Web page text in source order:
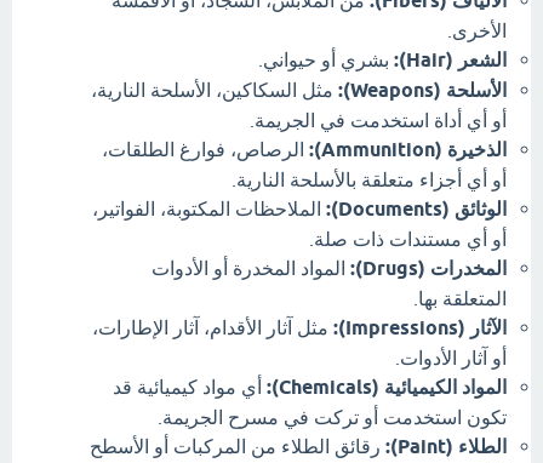
الأخرى.
الشعر (Hair): بشري أو حيواني.
الأسلحة (Weapons):
مثل السكاكين، الأسلحة النارية،
أو أي أداة استخدمت في الجريمة.
الذخيرة (Ammunition):
الرصاص، فوارغ الطلقات،
أو أي أجزاء متعلقة بالأسلحة النارية.
الوثائق (Documents):
الملاحظات المكتوبة، الفواتير،
أو أي مستندات ذات صلة.
المخدرات (Drugs):
المواد المخدرة أو الأدوات
المتعلقة بها.
الآثار (Impressions):
مثل آثار الأقدام، آثار الإطارات،
أو آثار الأدوات.
المواد الكيميائية (Chemicals):
أي مواد كيميائية قد
تكون استخدمت أو تركت في مسرح الجريمة.
الطلاء (Paint):
رقائق الطلاء من المركبات أو الأسطح